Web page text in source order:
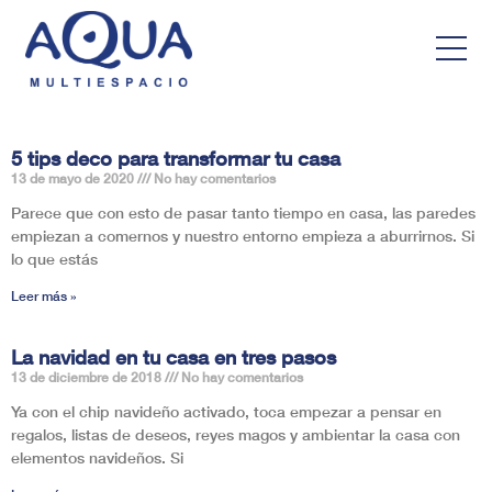
5 tips deco para transformar tu casa
13 de mayo de 2020 No hay comentarios
Parece que con esto de pasar tanto tiempo en casa, las paredes
empiezan a comernos y nuestro entorno empieza a aburrirnos. Si
lo que estás
Leer más »
La navidad en tu casa en tres pasos
13 de diciembre de 2018 No hay comentarios
Ya con el chip navideño activado, toca empezar a pensar en
regalos, listas de deseos, reyes magos y ambientar la casa con
elementos navideños. Si